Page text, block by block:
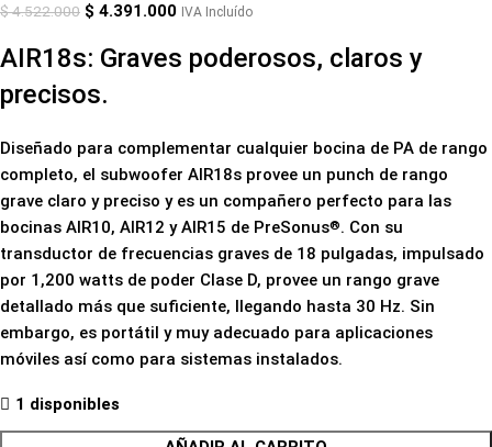
$4.522.000 $ 4.391.000 IVA Incluído
AIR18s: Graves poderosos, claros y
precisos.
Diseñado para complementar cualquier bocina de PA de rango
completo, el subwoofer AIR18s provee un punch de rango
grave claro y preciso y es un compañero perfecto para las
bocinas AIR10, AIR12 y AIR15 de PreSonus®. Con su
transductor de frecuencias graves de 18 pulgadas, impulsado
por 1,200 watts de poder Clase D, provee un rango grave
detallado más que suficiente, llegando hasta 30 Hz. Sin
embargo, es portátil y muy adecuado para aplicaciones
móviles así como para sistemas instalados.
1 disponibles